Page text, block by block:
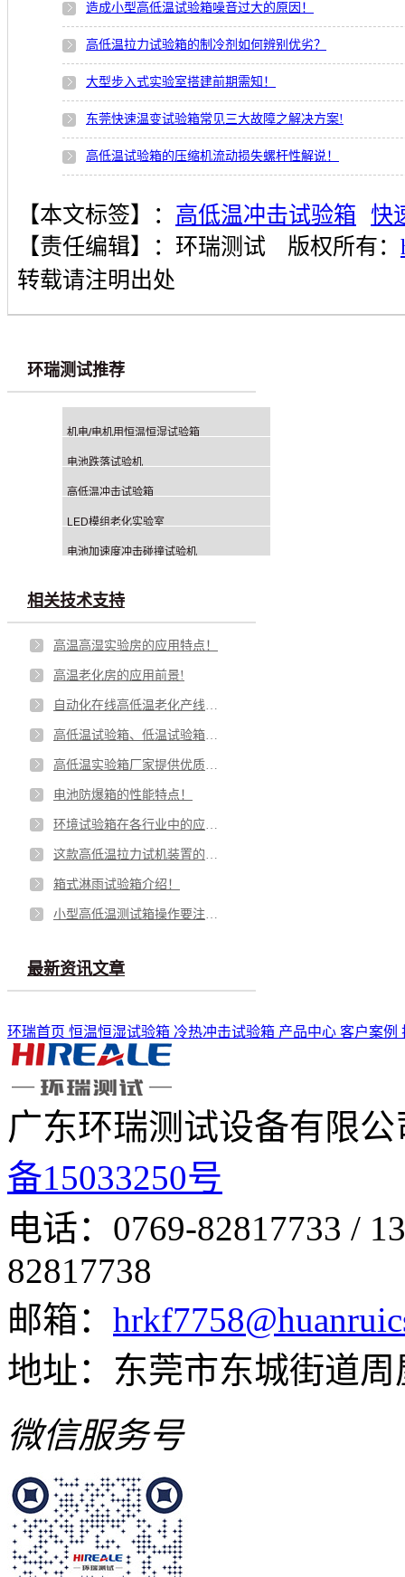
造成小型高低温试验箱噪音过大的原因！
高低温拉力试验箱的制冷剂如何辨别优劣？
大型步入式实验室搭建前期需知！
东莞快速温变试验箱常见三大故障之解决方案!
高低温试验箱的压缩机流动损失螺杆性解说！
【本文标签】： 高低温冲击试验箱
快
【责任编辑】： 环瑞测试 版权所有：
转载请注明出处
环瑞测试推荐
机电/电机用恒温恒湿试验箱
电池跌落试验机
高低温冲击试验箱
LED模组老化实验室
电池加速度冲击碰撞试验机
相关技术支持
高温高湿实验房的应用特点！
高温老化房的应用前景!
电池防爆箱的性能特点！
箱式淋雨试验箱介绍！
最新资讯文章
环瑞首页 恒温恒湿试验箱 冷热冲击试验箱 产品中心 客户案例
广东环瑞测试设备有限
备15033250号
电话：0769-82817733
82817738
邮箱：
地址：东莞市东城街道
微信服务号